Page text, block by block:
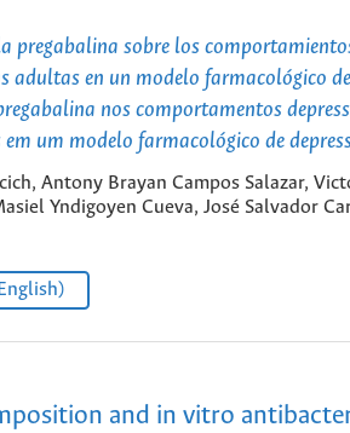
pregabalina sobre los
adultas en un modelo farmacológico
nos comportamentos
um modelo farmacológico de
Antony Brayan Campos Salazar,
Yndigoyen Cueva, José Salvador
and in vitro